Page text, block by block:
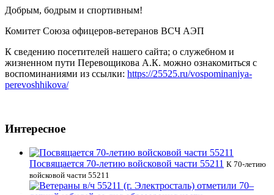
Добрым, бодрым и спортивным!
Комитет Союза офицеров-ветеранов ВСЧ АЭП
К сведению посетителей нашего сайта; о служебном и
жизненном пути Перевощикова А.К. можно ознакомиться с
воспоминаниями из ссылки: https://25525.ru/vospominaniya-
perevoshhikova/
Интересное
Посвящается 70-летию войсковой части 55211 К 70-летию
войсковой части 55211